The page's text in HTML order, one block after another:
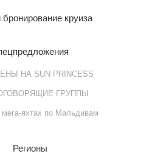
бронирование круиза
НА SUN PRINCESS
ГРУППЫ
мега-яхтах по Мальдивам
Регионы